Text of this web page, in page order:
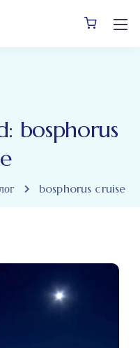
bosphorus
bosphorus cruise